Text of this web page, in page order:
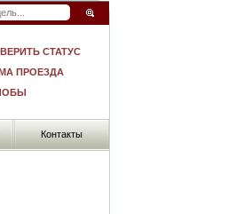
СТАТУС
ПРОЕЗДА
Контакты